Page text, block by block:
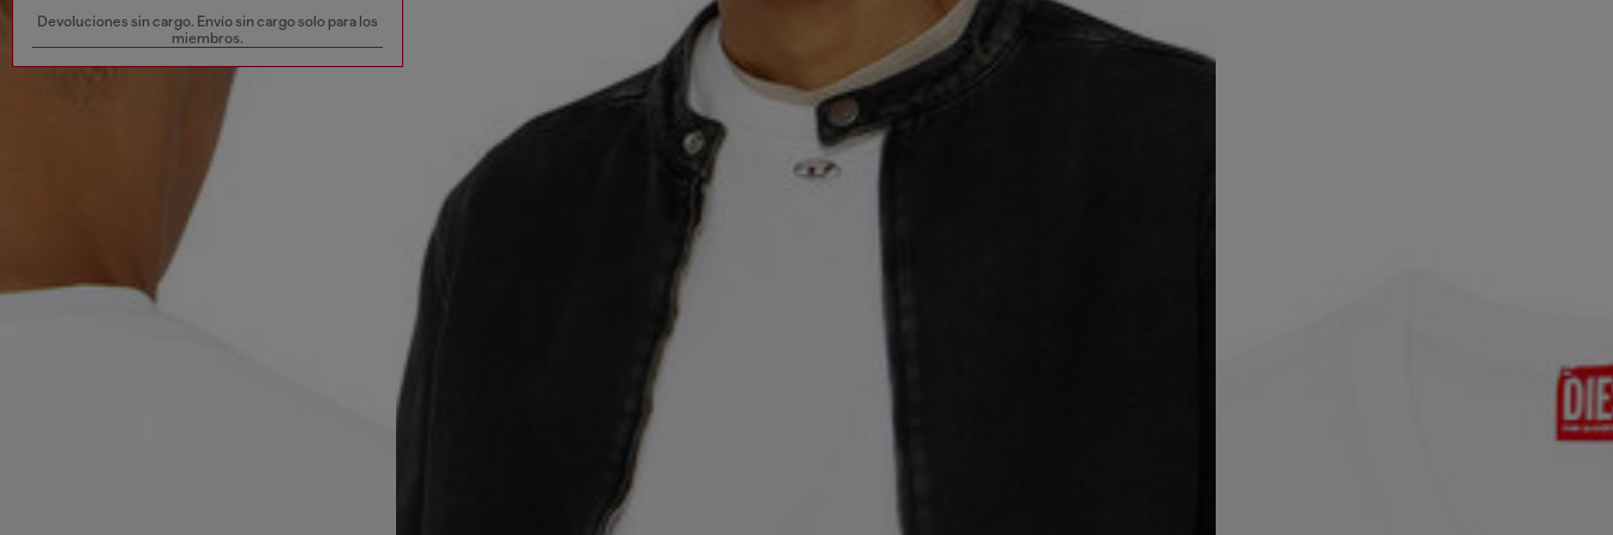
Devoluciones sin cargo. Envío sin cargo solo para los
miembros.